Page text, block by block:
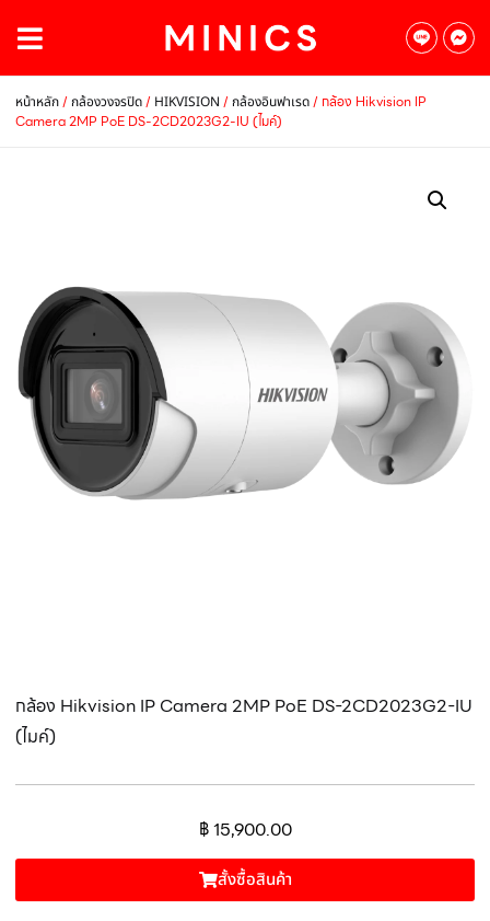
หน้าหลัก/กล้องวงจรปิด/ HIKVISION /กล้องอินฟาเรด/ กล้อง Hikvision IP
Camera 2MP PoE DS-2CD2023G2-IU (ไมค์)
กล้อง Hikvision IP Camera 2MP PoE DS-2CD2023G2-IU
(ไมค์)
฿15,900.00
สั้งซื้อสินค้า